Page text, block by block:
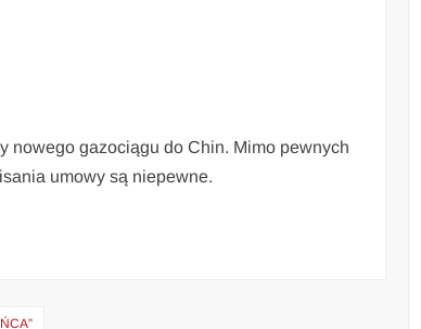
nowego gazociągu do Chin. Mimo pewnych
umowy są niepewne.